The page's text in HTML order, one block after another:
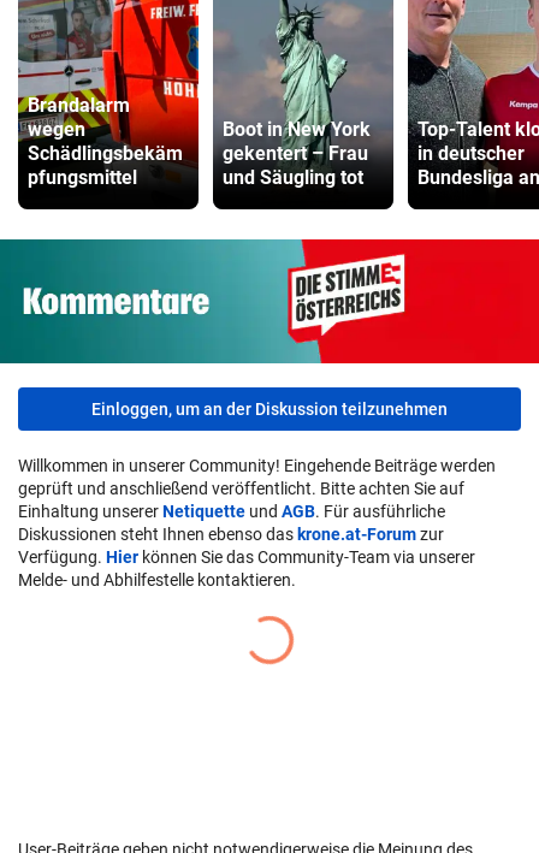
Brandalarm
wegen
Schädlingsbekäm
pfungsmittel
Boot in New York
gekentert – Frau
und Säugling tot
Top-Talent
in deutscher
Bundesliga an
Einloggen, um an der Diskussion teilzunehmen
Willkommen in unserer Community! Eingehende Beiträge werden
geprüft und anschließend veröffentlicht. Bitte achten Sie auf
Einhaltung unsererNetiquette und AGB. Für ausführliche
Diskussionen steht Ihnen ebenso das krone.at-Forumzur
Verfügung. Hier können Sie das Community-Team via unserer
Melde- und Abhilfestelle kontaktieren.